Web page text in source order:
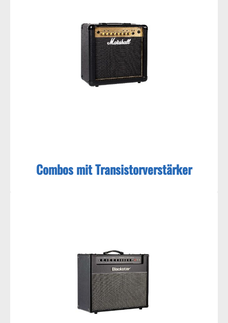
Combos mit Transistorverstärker